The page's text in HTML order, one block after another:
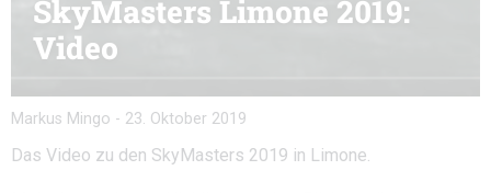
SkyMasters Limone 2019:
Video
Markus Mingo - 23. Oktober 2019
Das Video zu den SkyMasters 2019 in Limone.